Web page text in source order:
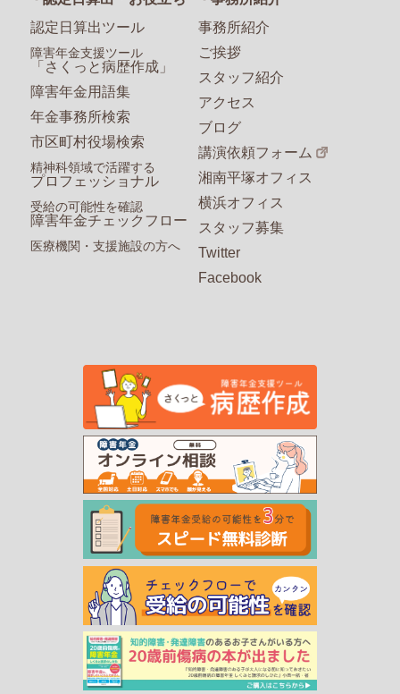
認定日算出ツール
障害年金支援ツール
「さくっと病歴作成」
障害年金用語集
年金事務所検索
市区町村役場検索
精神科領域で活躍する
プロフェッショナル
受給の可能性を確認
障害年金チェックフロー
医療機関・支援施設の方へ
事務所紹介
ご挨拶
スタッフ紹介
アクセス
ブログ
講演依頼フォーム
湘南平塚オフィス
横浜オフィス
スタッフ募集
Twitter
Facebook